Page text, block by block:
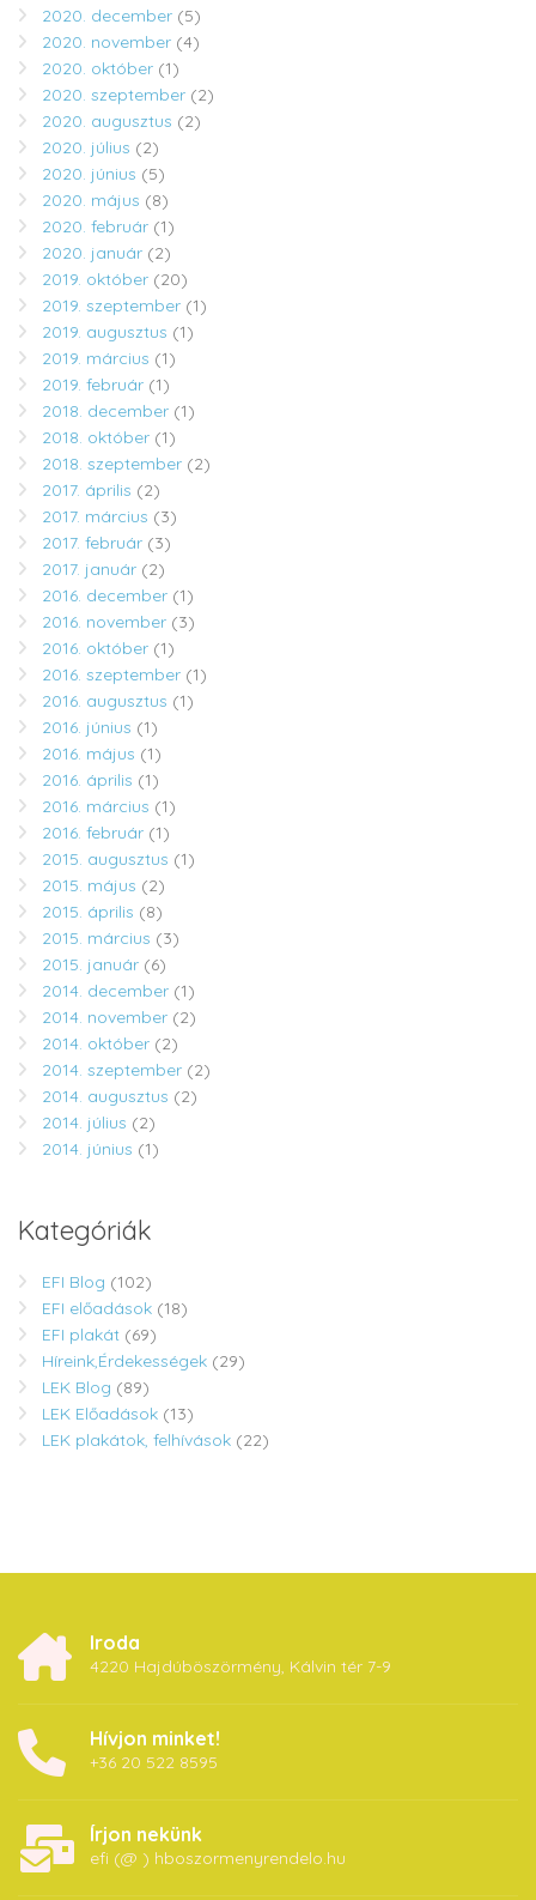
2020. december (5)
2020. november (4)
2020. október (1)
2020. szeptember (2)
2020. augusztus (2)
2020. július (2)
2020. június (5)
2020. május (8)
2020. február (1)
2020. január (2)
2019. október (20)
2019. szeptember (1)
2019. augusztus (1)
2019. március (1)
2019. február (1)
2018. december (1)
2018. október (1)
2018. szeptember (2)
2017. április (2)
2017. március (3)
2017. február (3)
2017. január (2)
2016. december (1)
2016. november (3)
2016. október (1)
2016. szeptember (1)
2016. augusztus (1)
2016. június (1)
2016. május (1)
2016. április (1)
2016. március (1)
2016. február (1)
2015. augusztus (1)
2015. május (2)
2015. április (8)
2015. március (3)
2015. január (6)
2014. december (1)
2014. november (2)
2014. október (2)
2014. szeptember (2)
2014. augusztus (2)
2014. július (2)
2014. június (1)
Kategóriák
EFI Blog (102)
EFI előadások (18)
EFI plakát (69)
Híreink,Érdekességek (29)
LEK Blog (89)
LEK Előadások (13)
LEK plakátok, felhívások (22)
Iroda
4220 Hajdúböszörmény, Kálvin tér 7-9
Hívjon minket!
+36 20 522 8595
Írjon nekünk
efi (@ ) hboszormenyrendelo.hu